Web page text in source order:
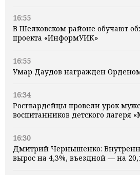
16:55
В Шелковском районе обучают
проекта «ИнформУИК»
16:55
Умар Даудов награжден
16:34
Росгвардейцы провели урок
воспитанников детского лагеря
16:30
Дмитрий Чернышенко:
вырос на 4,3%, въездной — на